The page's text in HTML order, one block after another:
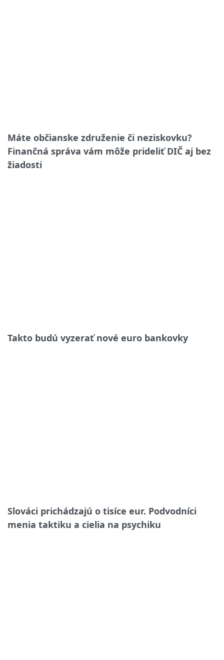
Máte občianske združenie či neziskovku?
Finančná správa vám môže prideliť DIČ aj bez
žiadosti
Takto budú vyzerať nové euro bankovky
Slováci prichádzajú o tisíce eur. Podvodníci
menia taktiku a cielia na psychiku